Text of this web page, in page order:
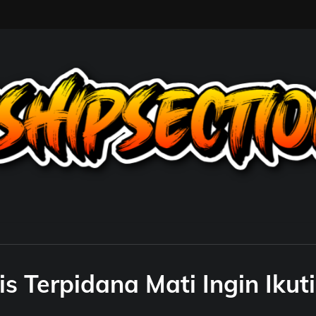
Terpidana Mati Ingin Ikuti